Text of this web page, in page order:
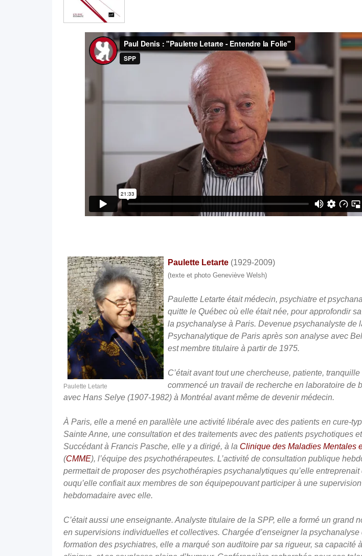
Paulette Letarte
Paulette Letarte (1929-2009)
(texte et photo Geneviève Welsh)
Paulette Letarte était médecin, psychiatre et
quitte le Québec où elle était née, pour approfondir
la psychanalyse à Paris. Devenue psychanalyste de
Psychanalytique de Paris après son analyse avec
est membre titulaire à partir de 1975.
C’était avant tout une chercheuse, patiente,
commencé un travail de recherche en laboratoire de
avec Hans Selye (1907-1982) à Montréal avant même de devenir médecin.
À Paris, elle a mené en parallèle une activité libérale avec des patients en cure-
Sainte Anne, une consultation et des traitements avec des patients psychotiques
Succédant à Francis Pasche, elle ya dirigé, à la Clinique des Maladies Mentales
(CMME), l’équipe des psychothérapeutes. L’activité de consultation publique
permettait de proposer des psychothérapies psychanalytiques qu’elle entreprenait
ouqu’elle confiait aux membres de son équipepouvant participer à une
hebdomadaire avec elle.
C’était aussi une enseignante. Analyste titulaire de la SPP, elle a formé un grand
en supervisions individuelles et collectives. Chargée d’enseigner la psychanalyse
formation des psychiatres, elle a marqué son auditoire par sa rigueur, sa capacité